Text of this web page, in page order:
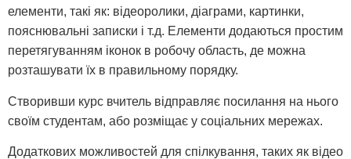
елементи, такі як: відеоролики, діаграми, картинки,
пояснювальні записки і т.д. Елементи додаються простим
перетягуванням іконок в робочу область, де можна
розташувати їх в правильному порядку.
Створивши курс вчитель відправляє посилання на нього
своїм студентам, або розміщає у соціальних мережах.
Додаткових можливостей для спілкування, таких як відео